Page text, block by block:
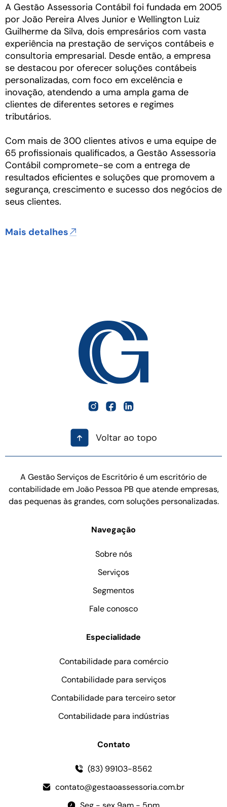
A Gestão Assessoria Contábil foi fundada em 2005
por João Pereira Alves Junior e Wellington Luiz
Guilherme da Silva, dois empresários com vasta
experiência na prestação de serviços contábeis e
consultoria empresarial. Desde então, a empresa
se destacou por oferecer soluções contábeis
personalizadas, com foco em excelência e
inovação, atendendo a uma ampla gama de
clientes de diferentes setores e regimes
tributários.
Com mais de 300 clientes ativos e uma equipe de
65 profissionais qualificados, a Gestão Assessoria
Contábil compromete-se com a entrega de
resultados eficientes e soluções que promovem a
segurança, crescimento e sucesso dos negócios de
seus clientes.
Mais detalhes
Voltar ao topo
A Gestão Serviços de Escritório é um escritório de
contabilidade em João Pessoa PB que atende empresas,
das pequenas às grandes, com soluções personalizadas.
Navegação
Sobre nós
Serviços
Segmentos
Fale conosco
Especialidade
Contabilidade para comércio
Contabilidade para serviços
Contabilidade para terceiro setor
Contabilidade para indústrias
Contato
(83) 99103-8562
contato@gestaoassessoria.com.br